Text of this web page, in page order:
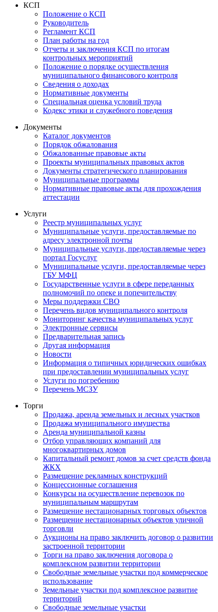
КСП
Положение о КСП
Руководитель
Регламент КСП
План работы на год
Отчеты и заключения КСП по итогам
контрольных мероприятий
Положение о порядке осуществления
муниципального финансового контроля
Сведения о доходах
Нормативные документы
Специальная оценка условий труда
Кодекс этики и служебного поведения
Документы
Каталог документов
Порядок обжалования
Обжалованные правовые акты
Проекты муниципальных правовых актов
Документы стратегического планирования
Муниципальные программы
Нормативные правовые акты для прохождения
аттестации
Услуги
Реестр муниципальных услуг
Муниципальные услуги, предоставляемые по
адресу электронной почты
Муниципальные услуги, предоставляемые через
портал Госуслуг
Муниципальные услуги, предоставляемые через
ГБУ МФЦ
Государственные услуги в сфере переданных
полномочий по опеке и попечительству
Меры поддержки СВО
Перечень видов муниципального контроля
Мониторинг качества муниципальных услуг
Электронные сервисы
Предварительная запись
Другая информация
Новости
Информация о типичных юридических ошибках
при предоставлении муниципальных услуг
Услуги по погребению
Перечень МСЗУ
Торги
Продажа, аренда земельных и лесных участков
Продажа муниципального имущества
Аренда муниципальной казны
Отбор управляющих компаний для
многоквартирных домов
Капитальный ремонт домов за счет средств фонда
ЖКХ
Размещение рекламных конструкций
Концессионные соглашения
Конкурсы на осуществление перевозок по
муниципальным маршрутам
Размещение нестационарных торговых объектов
Размещение нестационарных объектов уличной
торговли
Аукционы на право заключить договор о развитии
застроенной территории
Торги на право заключения договора о
комплексном развитии территории
Свободные земельные участки под коммерческое
использование
Земельные участки под комплексное развитие
территорий
Свободные земельные участки